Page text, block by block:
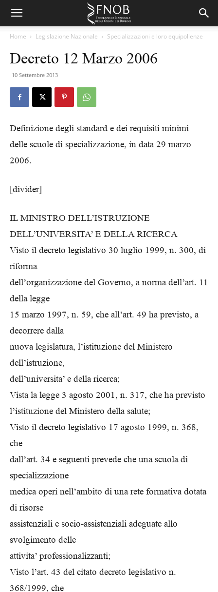
Home Legislazione Nazionale Specializzazioni e loro equipollenze
Decreto 12 Marzo 2006
10 Settembre 2013
Definizione degli standard e dei requisiti minimi
delle scuole di specializzazione, in data 29 marzo
2006.
[divider]
IL MINISTRO DELL’ISTRUZIONE
DELL’UNIVERSITA’ E DELLA RICERCA
Visto il decreto legislativo 30 luglio 1999, n. 300, di
riforma
dell’organizzazione del Governo, a norma dell’art. 11
della legge
15 marzo 1997, n. 59, che all’art. 49 ha previsto, a
decorrere dalla
nuova legislatura, l’istituzione del Ministero
dell’istruzione,
dell’universita’ e della ricerca;
Vista la legge 3 agosto 2001, n. 317, che ha previsto
l’istituzione del Ministero della salute;
Visto il decreto legislativo 17 agosto 1999, n. 368,
che
dall’art. 34 e seguenti prevede che una scuola di
specializzazione
medica operi nell’ambito di una rete formativa dotata
di risorse
assistenziali e socio-assistenziali adeguate allo
svolgimento delle
attivita’ professionalizzanti;
Visto l’art. 43 del citato decreto legislativo n.
368/1999, che